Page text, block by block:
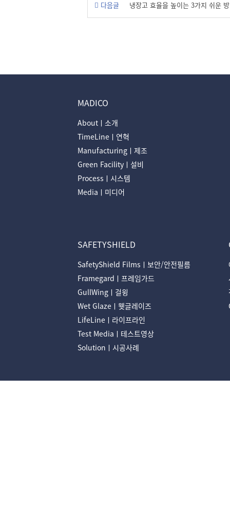
다음글 냉장고 효율을 높이는 3가지 쉬운
MADICO
Aboutㅣ소개
TimeLineㅣ연혁
Manufacturingㅣ제조
Green Facilityㅣ설비
Processㅣ시스템
Mediaㅣ미디어
SAFETYSHIELD
SafetyShield Filmsㅣ보안/안전필름
Framegardㅣ프레임가드
GullWingㅣ걸윙
Wet Glazeㅣ웻글레이즈
LifeLineㅣ라이프라인
Test Mediaㅣ테스트영상
Solutionㅣ시공사례